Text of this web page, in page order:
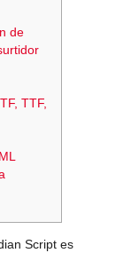
de
TTF,
Script es